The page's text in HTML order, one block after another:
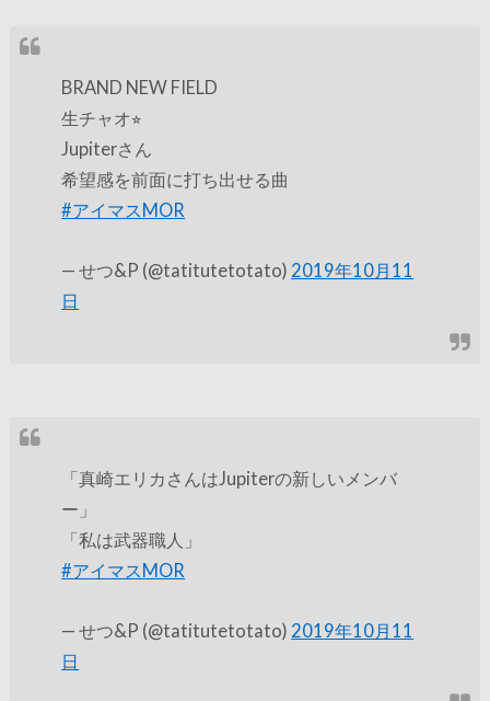
BRAND NEW FIELD
生チャオ⭐︎
Jupiterさん
希望感を前面に打ち出せる曲
#アイマスMOR
— せつ&P (@tatitutetotato) 2019年10月11
日
「真崎エリカさんはJupiterの新しいメンバ
ー」
「私は武器職人」
#アイマスMOR
— せつ&P (@tatitutetotato) 2019年10月11
日